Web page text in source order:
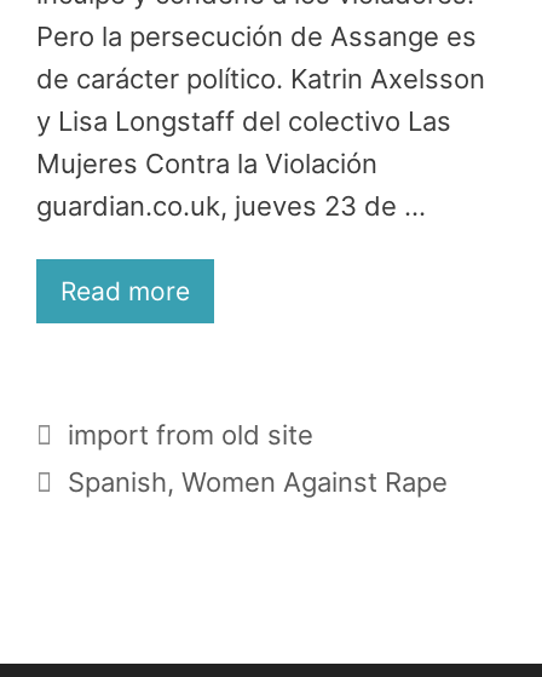
Pero la persecución de Assange es
de carácter político. Katrin Axelsson
y Lisa Longstaff del colectivo Las
Mujeres Contra la Violación
guardian.co.uk, jueves 23 de …
Read more
Categories
import from old site
Tags
Spanish,Women Against Rape